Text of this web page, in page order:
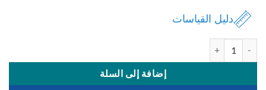
دليل القياسات
إضافة إلى السلة